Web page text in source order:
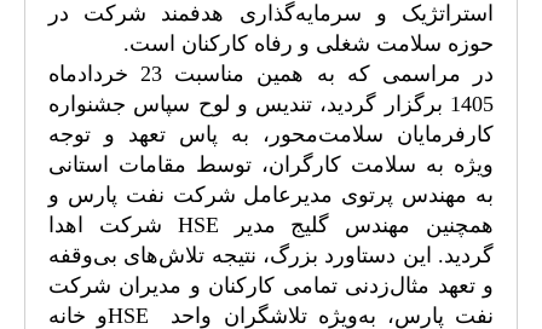
استراتژیک و سرمایه‌گذاری هدفمند شرکت در
حوزه سلامت شغلی و رفاه کارکنان است.
در مراسمی که به همین مناسبت 23 خردادماه
1405 برگزار گردید، تندیس و لوح سپاس جشنواره
کارفرمایان سلامت‌محور، به پاس تعهد و توجه
ویژه به سلامت کارگران، توسط مقامات استانی
به مهندس پرتوی مدیرعامل شرکت نفت پارس و
همچنین مهندس گلیج مدیر HSE شرکت اهدا
گردید. این دستاورد بزرگ، نتیجه تلاش‌های بی‌وقفه
و تعهد مثال‌زدنی تمامی کارکنان و مدیران شرکت
نفت پارس، به‌ویژه تلاشگران واحد HSEو خانه